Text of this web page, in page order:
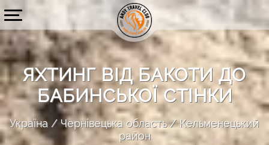
ЯХТИНГ ВІД БАКОТИ ДО
БАБИНСЬКОЇ СТІНКИ
Україна Чернівецька область
Кельменецький
район